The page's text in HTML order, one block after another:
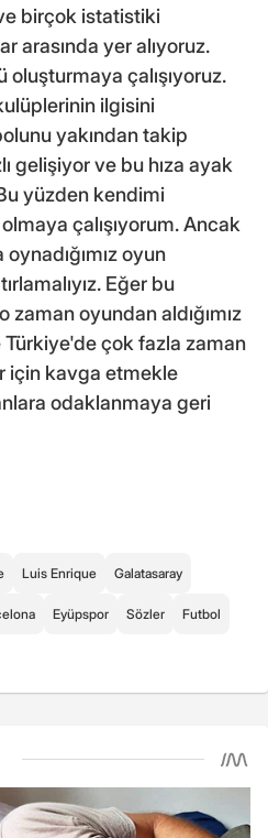
birçok istatistiki
arasında yer alıyoruz.
çalışıyoruz.
ilgisini
yakından takip
gelişiyor ve bu hıza ayak
yüzden kendimi
çalışıyorum. Ancak
oyun
Eğer bu
oyundan aldığımız
çok fazla zaman
için kavga etmekle
odaklanmaya geri
Luis Enrique Galatasaray
Eyüpspor Sözler Futbol